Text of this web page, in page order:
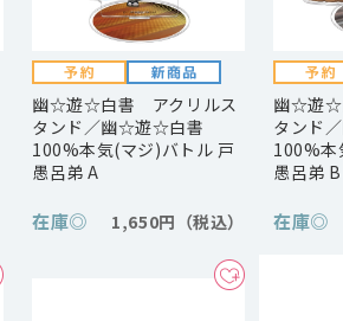
幽☆遊☆白書 アクリルス
タンド／幽☆遊☆白書
100%本気(マジ)バトル 戸
愚呂弟 A
在庫◎ 1,650円
幽☆遊☆
タンド
100%本
愚呂弟 B
在庫◎